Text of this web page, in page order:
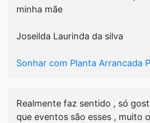
minha mãe
Joseilda Laurinda da silva
Sonhar com Planta Arrancada
Realmente faz sentido , só
que eventos são esses , muito